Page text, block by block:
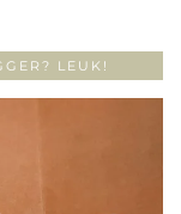
LEUK!